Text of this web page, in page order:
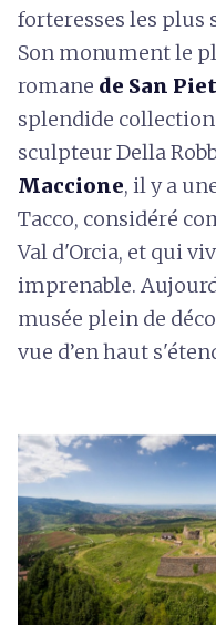
forteresses les plus
Son monument le
romane de San
splendide
sculpteur Della
Maccione, il y a
Tacco, considéré
Val d'Orcia, et qui
imprenable.
musée plein de
vue d’en haut